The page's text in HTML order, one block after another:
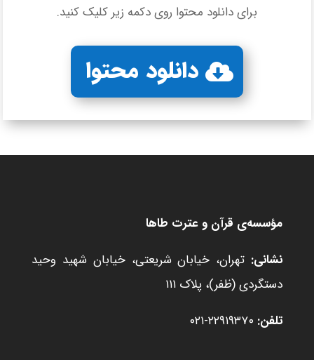
برای دانلود محتوا روی دکمه زیر کلیک کنید.
دانلود محتوا
مؤسسه‌ی قرآن و عترت طاها
نشانی: تهران، خیابان شریعتی، خیابان شهید وحید
دستگردی (ظفر)، پلاک ۱۱۱
تلفن: